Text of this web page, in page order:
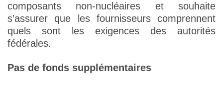
composants non-nucléaires et souhaite
s’assurer que les fournisseurs comprennent
quels sont les exigences des autorités
fédérales.
Pas de fonds supplémentaires